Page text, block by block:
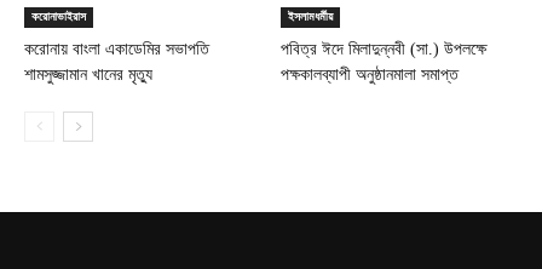
করোনাভাইরাস
করোনায় বাংলা একাডেমির সভাপতি
শামসুজ্জামান খানের মৃত্যু
ইসলামধর্মীয়
পবিত্র ঈদে মিলাদুন্নবী (সা.) উপলক্ষে
পক্ষকালব্যাপী অনুষ্ঠানমালা সমাপ্ত